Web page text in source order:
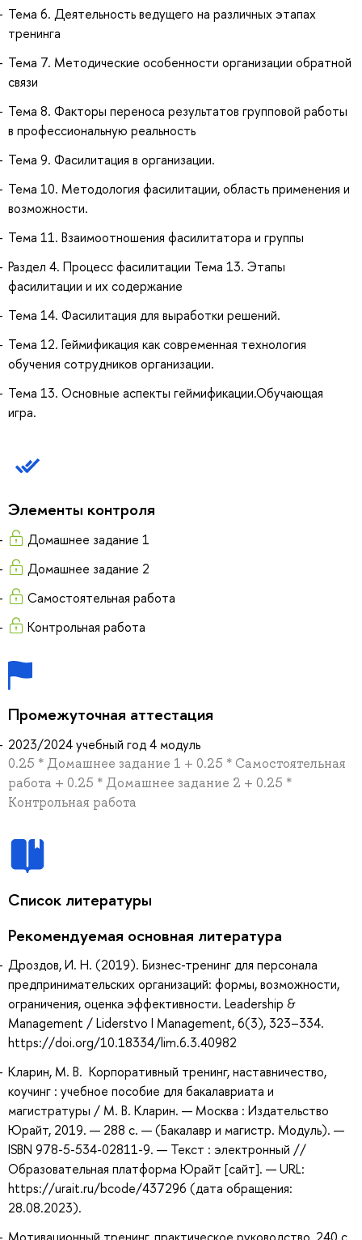
Тема 6. Деятельность ведущего на различных этапах
тренинга
Тема 7. Методические особенности организации обратной
связи
Тема 8. Факторы переноса результатов групповой работы
в профессиональную реальность
Тема 9. Фасилитация в организации.
Тема 10. Методология фасилитации, область применения и
возможности.
Тема 11. Взаимоотношения фасилитатора и группы
Раздел 4. Процесс фасилитации Тема 13. Этапы
фасилитации и их содержание
Тема 14. Фасилитация для выработки решений.
Тема 12. Геймификация как современная технология
обучения сотрудников организации.
Тема 13. Основные аспекты геймификации.Обучающая
игра.
Элементы контроля
Домашнее задание 1
Домашнее задание 2
Самостоятельная работа
Контрольная работа
Промежуточная аттестация
2023/2024 учебный год 4 модуль
0.25 * Домашнее задание 1 + 0.25 * Самостоятельная
работа + 0.25 * Домашнее задание 2 + 0.25 *
Контрольная работа
Список литературы
Рекомендуемая основная литература
Дроздов, И. Н. (2019). Бизнес-тренинг для персонала
предпринимательских организаций: формы, возможности,
ограничения, оценка эффективности. Leadership &
Management / Liderstvo I Management, 6(3), 323–334.
https://doi.org/10.18334/lim.6.3.40982
Кларин, М. В. Корпоративный тренинг, наставничество,
коучинг : учебное пособие для бакалавриата и
магистратуры / М. В. Кларин. — Москва : Издательство
Юрайт, 2019. — 288 с. — (Бакалавр и магистр. Модуль). —
ISBN 978-5-534-02811-9. — Текст : электронный //
Образовательная платформа Юрайт [сайт]. — URL:
https://urait.ru/bcode/437296 (дата обращения:
28.08.2023).